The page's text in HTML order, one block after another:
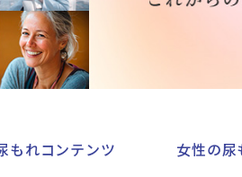
もれコンテンツ 女性の